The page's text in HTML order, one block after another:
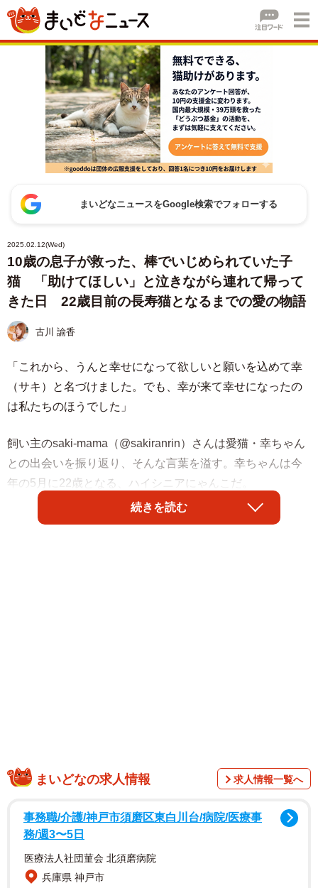
まいどなニュースをGoogle検索でフォローする
2025.02.12(Wed)
10歳の息子が救った、棒でいじめられていた子
猫 「助けてほしい」と泣きながら連れて帰って
きた日 22歳目前の長寿猫となるまでの愛の物語
古川 諭香
「これから、うんと幸せになって欲しいと願いを込めて幸
（サキ）と名づけました。でも、幸が来て幸せになったの
は私たちのほうでした」
飼い主のsaki-mama（@sakiranrin）さんは愛猫・幸ちゃん
との出会いを振り返り、そんな言葉を溢す。幸ちゃんは今
年の5月に22歳となる、ハイシニアにゃんこだ。
10歳の息子が公園でいじめられていた子猫を保護
続きを読む
まいどなの求人情報 求人情報一覧へ
事務職/介護/神戸市須磨区東白川台/病院/医療事
務/週3〜5日
医療法人社団菫会 北須磨病院
兵庫県 神戸市